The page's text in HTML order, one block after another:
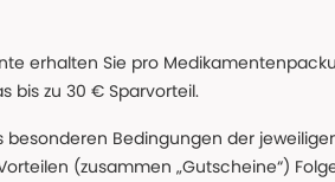
erhalten Sie pro
bis zu 30 € Sparvorteil.
Bedingungen der
(zusammen „Gutscheine“)